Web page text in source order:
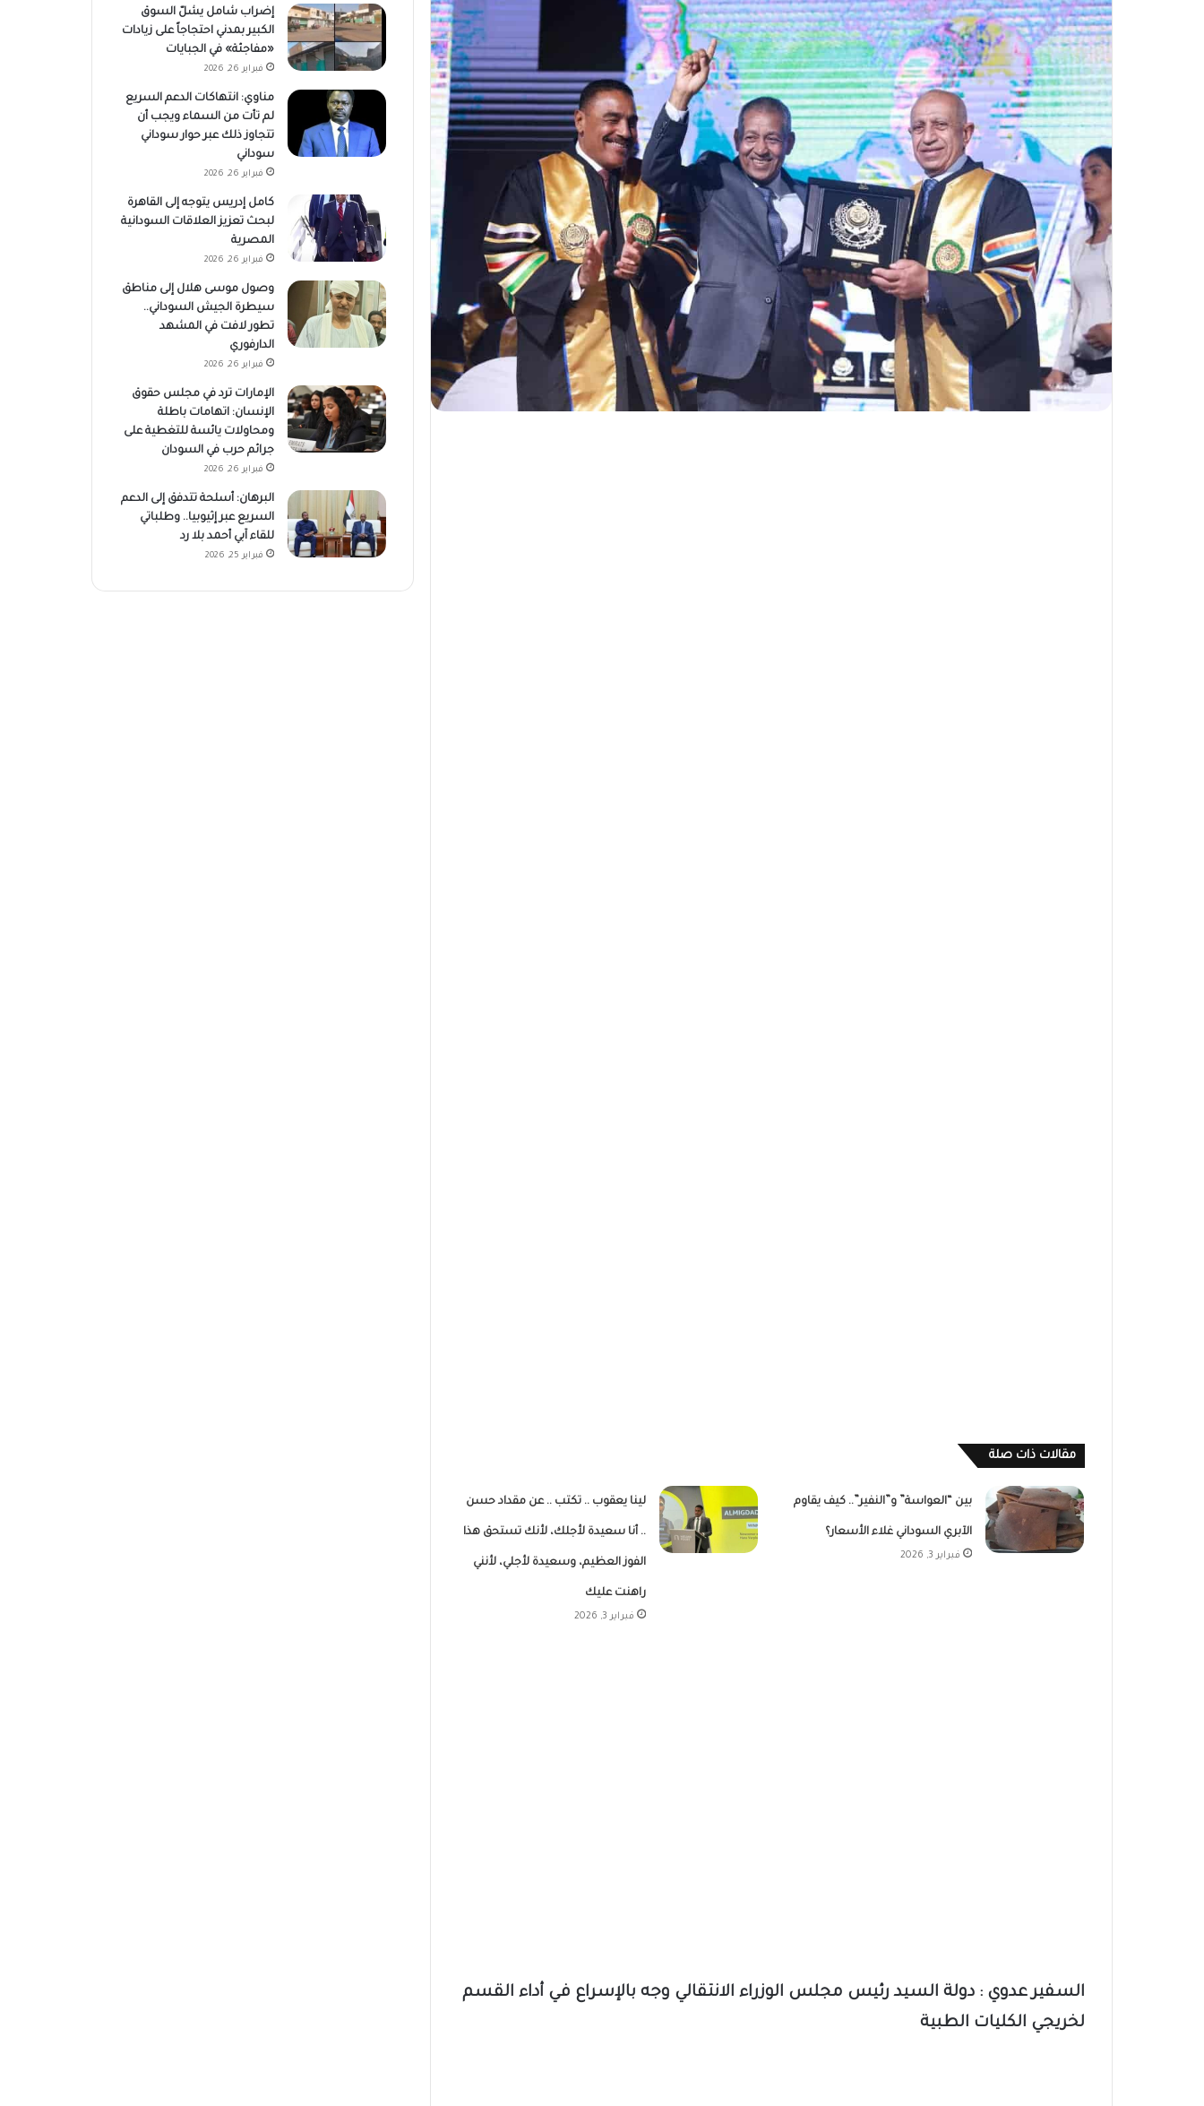
مقالات ذات صلة
بين “العواسة” و”النفير”.. كيف يقاوم
الآبري السوداني غلاء الأسعار؟
فبراير 3, 2026
لينا يعقوب .. تكتب .. عن مقداد حسن
.. أنا سعيدة لأجلك، لأنك تستحق هذا
الفوز العظيم، وسعيدة لأجلي، لأنني
راهنت عليك
فبراير 3, 2026
السفير عدوي : دولة السيد رئيس مجلس الوزراء الانتقالي وجه بالإسراع في أداء القسم
لخريجي الكليات الطبية
إضراب شامل يشلّ السوق
الكبير بمدني احتجاجاً على زيادات
«مفاجئة» في الجبايات
فبراير 26, 2026
مناوي: انتهاكات الدعم السريع
لم تأت من السماء ويجب أن
تتجاوز ذلك عبر حوار سوداني
سوداني
فبراير 26, 2026
كامل إدريس يتوجه إلى القاهرة
لبحث تعزيز العلاقات السودانية
المصرية
فبراير 26, 2026
وصول موسى هلال إلى مناطق
سيطرة الجيش السوداني..
تطور لافت في المشهد
الدارفوري
فبراير 26, 2026
الإمارات ترد في مجلس حقوق
الإنسان: اتهامات باطلة
ومحاولات يائسة للتغطية على
جرائم حرب في السودان
فبراير 26, 2026
البرهان: أسلحة تتدفق إلى الدعم
السريع عبر إثيوبيا.. وطلباتي
للقاء آبي أحمد بلا رد
فبراير 25, 2026